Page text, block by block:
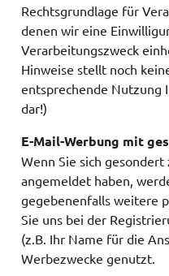
Rechtsgrundlage für
denen wir eine
Verarbeitungszweck
Hinweise stellt noch
entsprechende Nutzung
dar!)
E-Mail-Werbung mit
Wenn Sie sich
angemeldet haben,
gegebenenfalls weitere
Sie uns bei der
(z.B. Ihr Name für die
Werbezwecke genutzt.